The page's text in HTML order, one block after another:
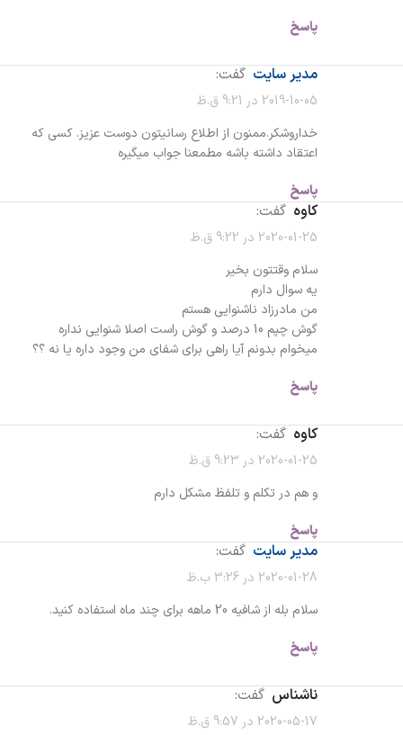
پاسخ
مدیر سایت گفت:
2019-10-05 در 9:21 ق.ظ
خداروشکر.ممنون از اطلاع رسانیتون دوست عزیز. کسی که
اعتقاد داشته باشه مطمعنا جواب میگیره
پاسخ
کاوه گفت:
2020-01-25 در 9:22 ق.ظ
سلام وقتتون بخیر
یه سوال دارم
من مادرزاد ناشنوایی هستم
گوش چپم 10 درصد و گوش راست اصلا شنوایی نداره
میخوام بدونم آیا راهی برای شفای من وجود داره یا نه ؟؟
پاسخ
کاوه گفت:
2020-01-25 در 9:23 ق.ظ
و هم در تکلم و تلفظ مشکل دارم
پاسخ
مدیر سایت گفت:
2020-01-28 در 3:26 ب.ظ
سلام بله از شافیه 20 ماهه برای چند ماه استفاده کنید.
پاسخ
ناشناس گفت:
2020-05-17 در 9:57 ق.ظ